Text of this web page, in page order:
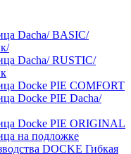
Dacha/ BASIC/
Dacha/ RUSTIC/
Docke PIE COMFORT
Docke PIE Dacha/
Docke PIE ОRIGINАL
на подложке
DOCKE Гибкая